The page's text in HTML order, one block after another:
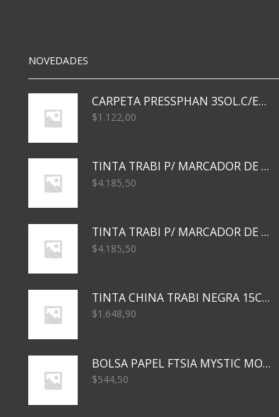
NOVEDADES
CARPETA PRESSPHAN 3SOL.C/ELAST MARRON A4 P01A
$1.122,00
TINTA TRABI P/ MARCADOR DE PIZARRA x30ml AZUL
$4.185,50
TINTA TRABI P/ MARCADOR DE PIZARRA x30ml ROJO
$4.185,50
TINTA CHINA TRABI NEGRA 15CC TR3460
$1.648,90
BOLSA PAPEL FTSIA MYSTIC MONKEY 14/08/20
$544,50